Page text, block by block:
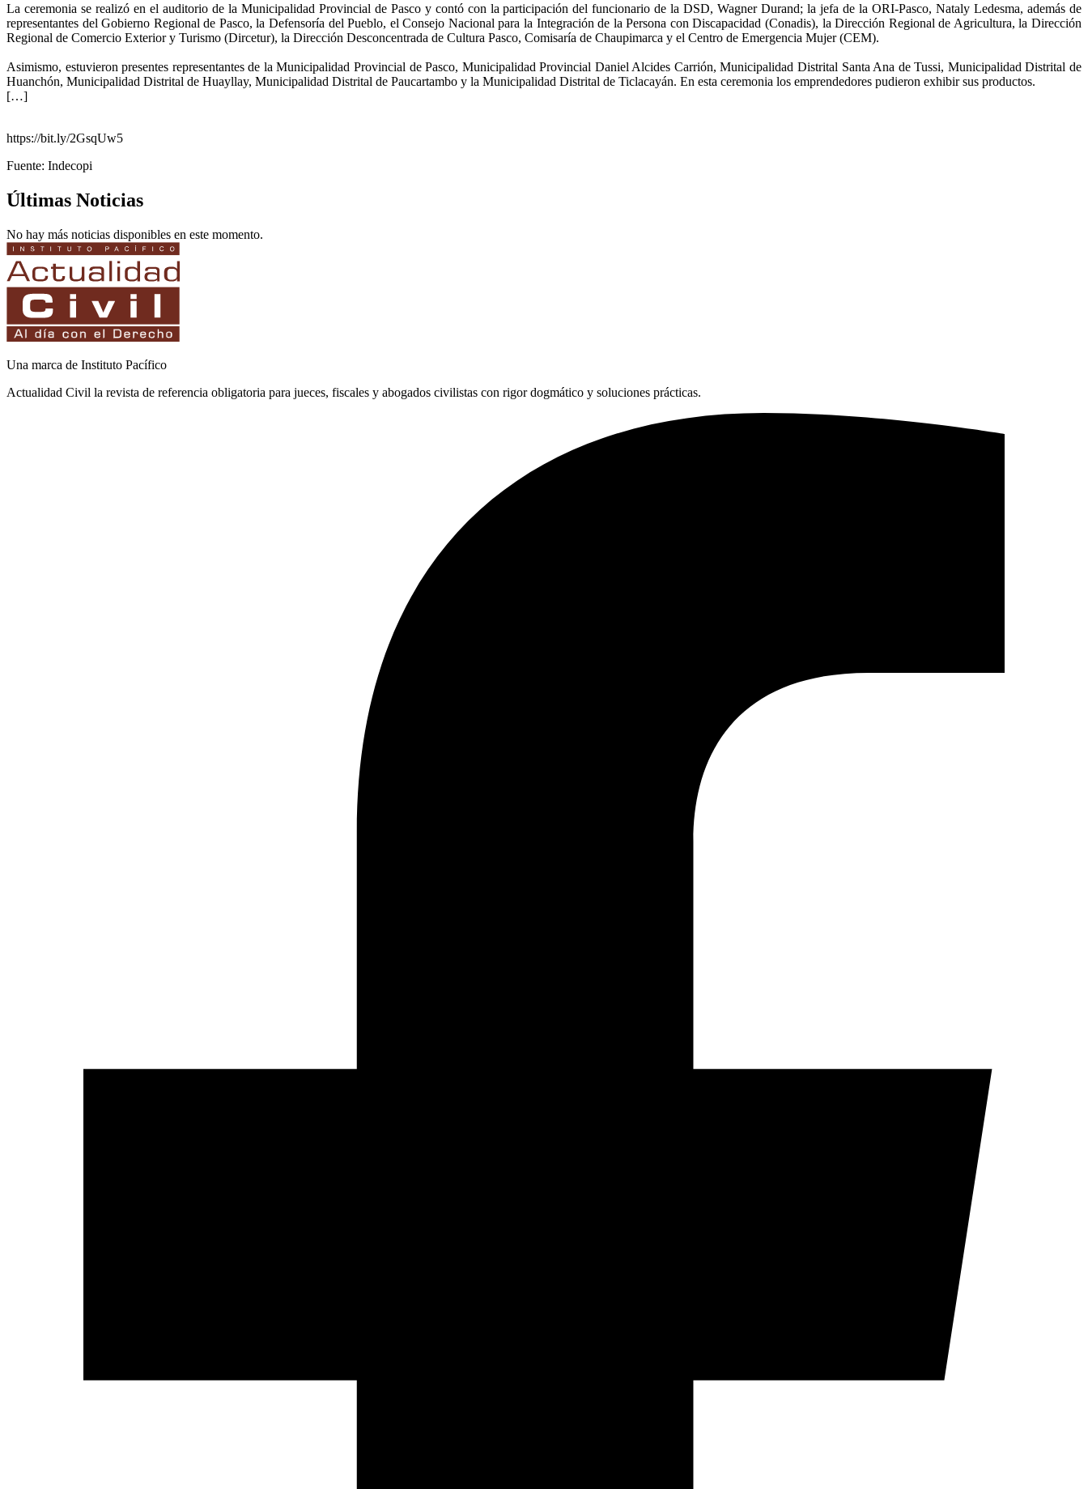
La ceremonia se realizó en el auditorio de la Municipalidad Provincial de Pasco y contó con la participación del funcionario de la DSD, Wagner Durand; la jefa de la ORI-Pasco, Nataly Ledesma, además de
representantes del Gobierno Regional de Pasco, la Defensoría del Pueblo, el Consejo Nacional para la Integración de la Persona con Discapacidad (Conadis), la Dirección Regional de Agricultura, la Dirección
Regional de Comercio Exterior y Turismo (Dircetur), la Dirección Desconcentrada de Cultura Pasco, Comisaría de Chaupimarca y el Centro de Emergencia Mujer (CEM).
Asimismo, estuvieron presentes representantes de la Municipalidad Provincial de Pasco, Municipalidad Provincial Daniel Alcides Carrión, Municipalidad Distrital Santa Ana de Tussi, Municipalidad Distrital de
Huanchón, Municipalidad Distrital de Huayllay, Municipalidad Distrital de Paucartambo y la Municipalidad Distrital de Ticlacayán. En esta ceremonia los emprendedores pudieron exhibir sus productos.
[…]
https://bit.ly/2GsqUw5
Fuente: Indecopi
Últimas Noticias
No hay más noticias disponibles en este momento.
Una marca de Instituto Pacífico
Actualidad Civil la revista de referencia obligatoria para jueces, fiscales y abogados civilistas con rigor dogmático y soluciones prácticas.